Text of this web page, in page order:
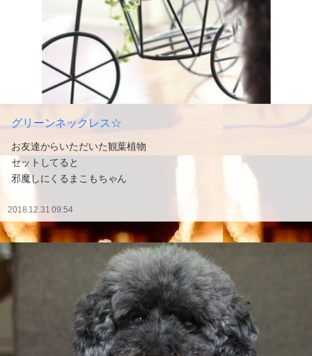
グリーンネックレス☆
お友達からいただいた観葉植物
セットしてると
邪魔しにくるまこもちゃん
2018.12.31 09:54